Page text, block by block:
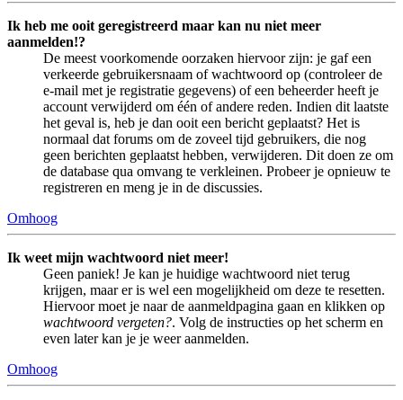
Ik heb me ooit geregistreerd maar kan nu niet meer
aanmelden!?
De meest voorkomende oorzaken hiervoor zijn: je gaf een
verkeerde gebruikersnaam of wachtwoord op (controleer de
e-mail met je registratie gegevens) of een beheerder heeft je
account verwijderd om één of andere reden. Indien dit laatste
het geval is, heb je dan ooit een bericht geplaatst? Het is
normaal dat forums om de zoveel tijd gebruikers, die nog
geen berichten geplaatst hebben, verwijderen. Dit doen ze om
de database qua omvang te verkleinen. Probeer je opnieuw te
registreren en meng je in de discussies.
Omhoog
Ik weet mijn wachtwoord niet meer!
Geen paniek! Je kan je huidige wachtwoord niet terug
krijgen, maar er is wel een mogelijkheid om deze te resetten.
Hiervoor moet je naar de aanmeldpagina gaan en klikken op
wachtwoord vergeten?. Volg de instructies op het scherm en
even later kan je je weer aanmelden.
Omhoog